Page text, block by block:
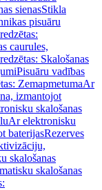
sienasStikla
pisuāru
caurules,
Skalošanas
Pisuāru vadības
ZemapmetumaAr
izmantojot
skalošanas
Ar elektronisku
baterijasRezerves
skalošanas
skalošanas